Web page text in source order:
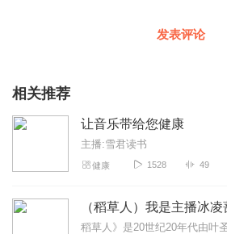
发表评论
相关推荐
让音乐带给您健康
主播:雪君读书
健康 1528 49